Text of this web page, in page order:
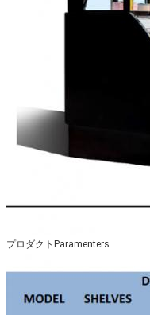
プロダクトParamenters